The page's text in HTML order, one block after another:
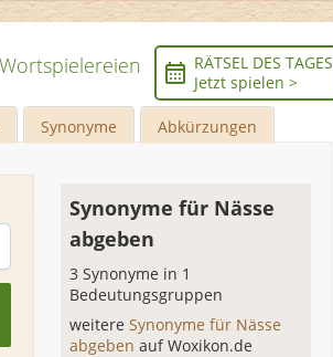
RÄTSEL DES TAGES
Jetzt spielen >
Synonyme Abkürzungen
Synonyme für Nässe
abgeben
3 Synonyme in 1
Bedeutungsgruppen
weitereSynonyme für Nässe
abgebenauf Woxikon.de